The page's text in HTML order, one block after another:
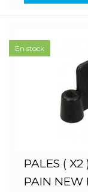
PALES (
PAIN NEW
En stock